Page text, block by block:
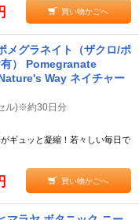
買い物かごへ
メグラネイト（ザクロ/ポ
有） Pomegranate
Way ネイチャー
ル)※約30日分
ギュッと凝縮！若々しい毎日で
買い物かごへ